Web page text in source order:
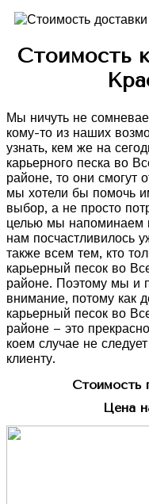
Стоимость
Мы ничуть не
кому-то из наших
узнать, кем же на
карьерного песка во
районе, то они смогут
мы хотели бы помочь
выбор, а не просто
целью мы напоминаем
нам посчастливилось
также всем тем, кто
карьерный песок во
районе. Поэтому мы и
внимание, потому как
карьерный песок во
районе – это
коем случае не
клиенту.
Стоимость
Цена